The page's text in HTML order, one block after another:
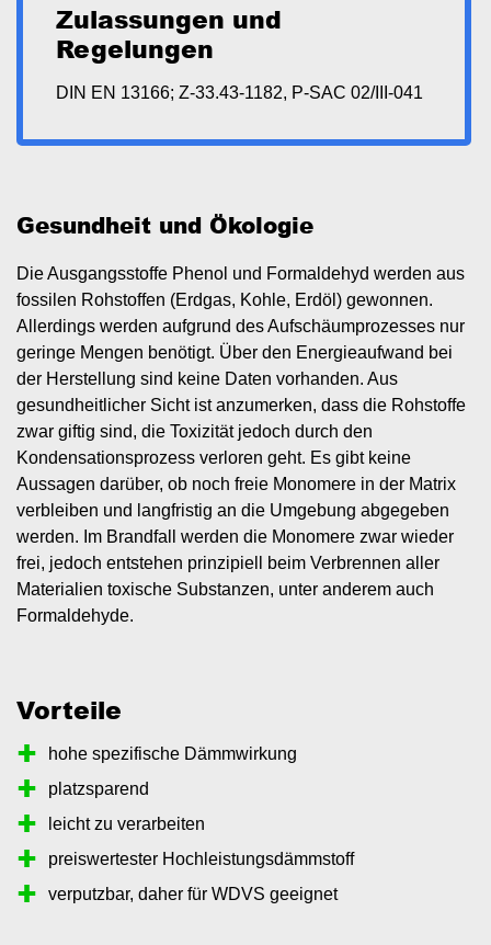
Zulassungen und
Regelungen
DIN EN 13166; Z-33.43-1182, P-SAC 02/III-041
Gesundheit und Ökologie
Die Ausgangsstoffe Phenol und Formaldehyd werden aus
fossilen Rohstoffen (Erdgas, Kohle, Erdöl) gewonnen.
Allerdings werden aufgrund des Aufschäumprozesses nur
geringe Mengen benötigt. Über den Energieaufwand bei
der Herstellung sind keine Daten vorhanden. Aus
gesundheitlicher Sicht ist anzumerken, dass die Rohstoffe
zwar giftig sind, die Toxizität jedoch durch den
Kondensationsprozess verloren geht. Es gibt keine
Aussagen darüber, ob noch freie Monomere in der Matrix
verbleiben und langfristig an die Umgebung abgegeben
werden. Im Brandfall werden die Monomere zwar wieder
frei, jedoch entstehen prinzipiell beim Verbrennen aller
Materialien toxische Substanzen, unter anderem auch
Formaldehyde.
Vorteile
hohe spezifische Dämmwirkung
platzsparend
leicht zu verarbeiten
preiswertester Hochleistungsdämmstoff
verputzbar, daher für WDVS geeignet